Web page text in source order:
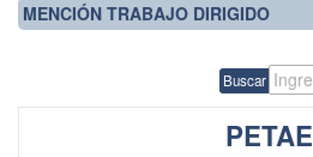
MENCIÓN TRABAJO DIRIGIDO
Buscar
PETAE